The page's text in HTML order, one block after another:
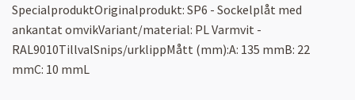
SpecialproduktOriginalprodukt: SP6 - Sockelplåt med
ankantat omvikVariant/material: PL Varmvit -
RAL9010TillvalSnips/urklippMått (mm):A: 135 mmB: 22
mmC: 10 mmL